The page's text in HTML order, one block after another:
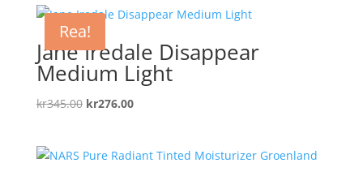
Rea!
Jane Iredale Disappear
Medium Light
kr345.00 Det
var:
kr276.00Det
är: